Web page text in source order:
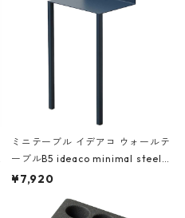
ミニテーブル イデアコ ウォールテ
ーブルB5 ideaco minimal steel f
urniture WALL Table B5 ネイビー
¥7,920